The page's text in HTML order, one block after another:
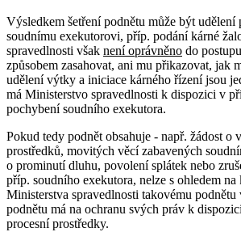
Výsledkem šetření podnětu může být udělení
soudnímu exekutorovi, příp. podání kárné
spravedlnosti však není oprávněno do
způsobem zasahovat, ani mu přikazovat, jak
udělení výtky a iniciace kárného řízení jsou
má Ministerstvo spravedlnosti k dispozici v
pochybení soudního exekutora.
Pokud tedy podnět obsahuje - např. žádost o
prostředků, movitých věcí zabavených
o prominutí dluhu, povolení splátek nebo
příp. soudního exekutora, nelze s ohledem na
Ministerstva spravedlnosti takovému podnětu
podnětu má na ochranu svých práv k
procesní prostředky.